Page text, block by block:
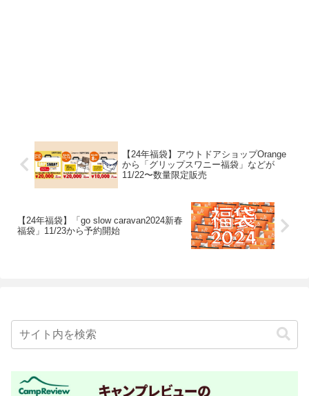
【24年福袋】アウトドアショップOrange
から「グリップスワニー福袋」などが
11/22〜数量限定販売
【24年福袋】「go slow caravan2024新春
福袋」11/23から予約開始